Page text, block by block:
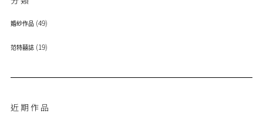
婚紗作品(49)
范特囍誌(19)
近期作品